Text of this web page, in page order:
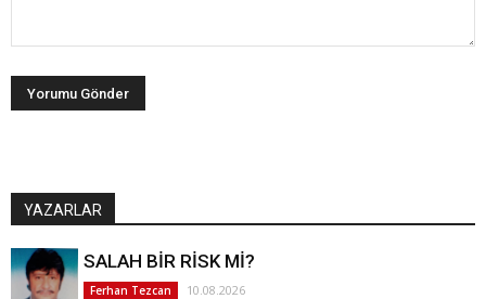
YAZARLAR
SALAH BİR RİSK Mİ?
Ferhan Tezcan 10.08.2026